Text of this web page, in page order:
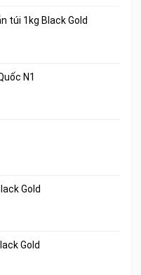
túi 1kg Black Gold
N1
Gold
Gold